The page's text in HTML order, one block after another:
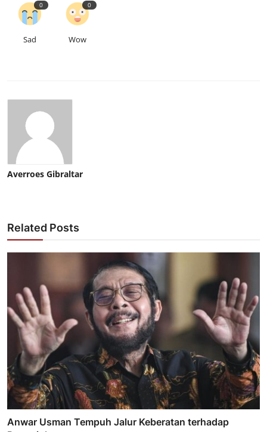
0
Sad
0
Wow
Averroes Gibraltar
Related Posts
Anwar Usman Tempuh Jalur Keberatan terhadap